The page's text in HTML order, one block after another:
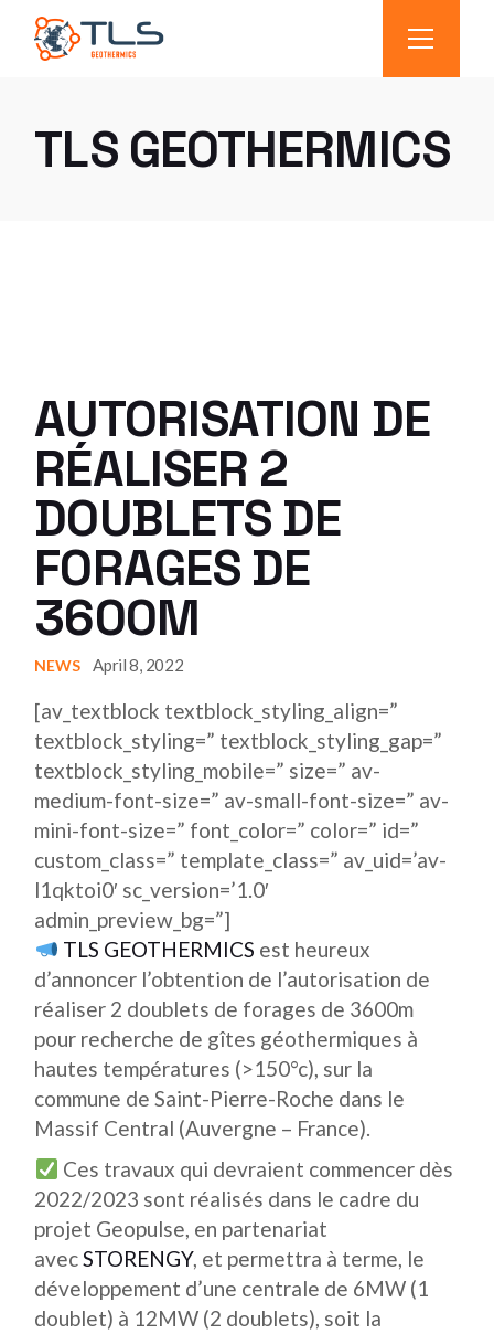
TLS GEOTHERMICS
AUTORISATION DE
RÉALISER 2
DOUBLETS DE
FORAGES DE
3600M
NEWS April 8, 2022
[av_textblock textblock_styling_align=”
textblock_styling=” textblock_styling_gap=”
textblock_styling_mobile=” size=” av-
medium-font-size=” av-small-font-size=” av-
mini-font-size=” font_color=” color=” id=”
custom_class=” template_class=” av_uid=’av-
l1qktoi0′ sc_version=’1.0′
admin_preview_bg=”]
TLS GEOTHERMICS est heureux
d’annoncer l’obtention de l’autorisation de
réaliser 2 doublets de forages de 3600m
pour recherche de gîtes géothermiques à
hautes températures (>150°c), sur la
commune de Saint-Pierre-Roche dans le
Massif Central (Auvergne – France).
Ces travaux qui devraient commencer dès
2022/2023 sont réalisés dans le cadre du
projet Geopulse, en partenariat
avecSTORENGY, et permettra à terme, le
développement d’une centrale de 6MW (1
doublet) à 12MW (2 doublets), soit la